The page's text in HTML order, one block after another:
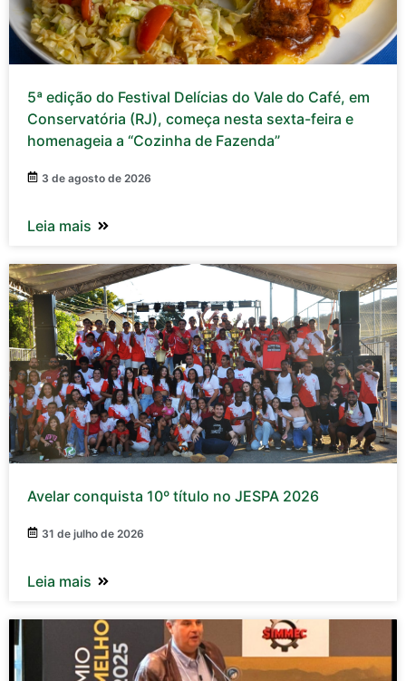
5ª edição do Festival Delícias do Vale do Café, em
Conservatória (RJ), começa nesta sexta-feira e
homenageia a “Cozinha de Fazenda”
3 de agosto de 2026
Leia mais
Avelar conquista 10º título no JESPA 2026
31 de julho de 2026
Leia mais